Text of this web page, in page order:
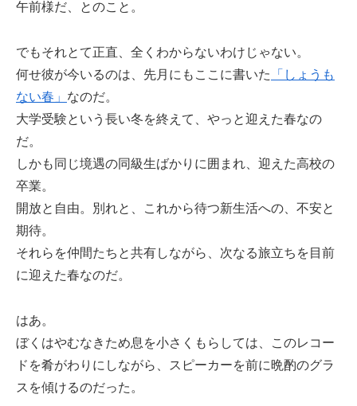
午前様だ、とのこと。
でもそれとて正直、全くわからないわけじゃない。
何せ彼が今いるのは、先月にもここに書いた
「しょうも
ない春」 なのだ。
大学受験という長い冬を終えて、やっと迎えた春なの
だ。
しかも同じ境遇の同級生ばかりに囲まれ、迎えた高校の
卒業。
開放と自由。別れと、これから待つ新生活への、不安と
期待。
それらを仲間たちと共有しながら、次なる旅立ちを目前
に迎えた春なのだ。
はあ。
ぼくはやむなきため息を小さくもらしては、このレコー
ドを肴がわりにしながら、スピーカーを前に晩酌のグラ
スを傾けるのだった。